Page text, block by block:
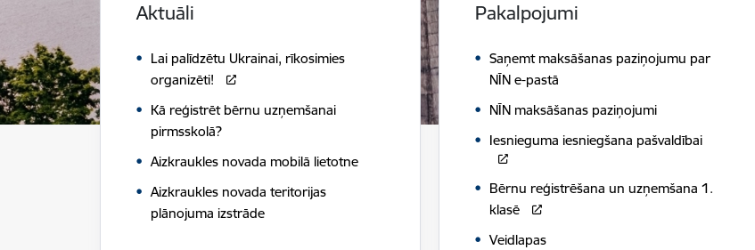
Aktuāli
Lai palīdzētu Ukrainai, rīkosimies
organizēti!
Kā reģistrēt bērnu uzņemšanai
pirmsskolā?
Aizkraukles novada mobilā lietotne
Aizkraukles novada teritorijas
plānojuma izstrāde
Pakalpojumi
Saņemt maksāšanas paziņojumu par
NĪN e-pastā
NĪN maksāšanas paziņojumi
Iesnieguma iesniegšana pašvaldībai
Bērnu reģistrēšana un uzņemšana 1.
klasē
Veidlapas